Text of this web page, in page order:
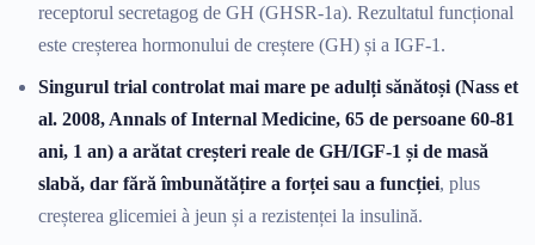
receptorul secretagog de GH (GHSR-1a). Rezultatul funcțional
este creșterea hormonului de creștere (GH) și a IGF-1.
Singurul trial controlat mai mare pe adulți sănătoși (Nass et
al. 2008, Annals of Internal Medicine, 65 de persoane 60-81
ani, 1 an) a arătat creșteri reale de GH/IGF-1 și de masă
slabă, dar fără îmbunătățire a forței sau a funcției, plus
creșterea glicemiei à jeun și a rezistenței la insulină.